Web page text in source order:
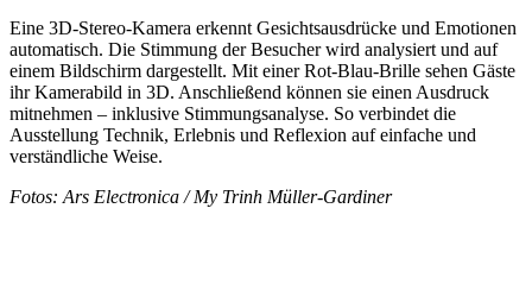
Eine 3D-Stereo-Kamera erkennt Gesichtsausdrücke und Emotionen
automatisch. Die Stimmung der Besucher wird analysiert und auf
einem Bildschirm dargestellt. Mit einer Rot-Blau-Brille sehen Gäste
ihr Kamerabild in 3D. Anschließend können sie einen Ausdruck
mitnehmen – inklusive Stimmungsanalyse. So verbindet die
Ausstellung Technik, Erlebnis und Reflexion auf einfache und
verständliche Weise.
Fotos: Ars Electronica / My Trinh Müller-Gardiner